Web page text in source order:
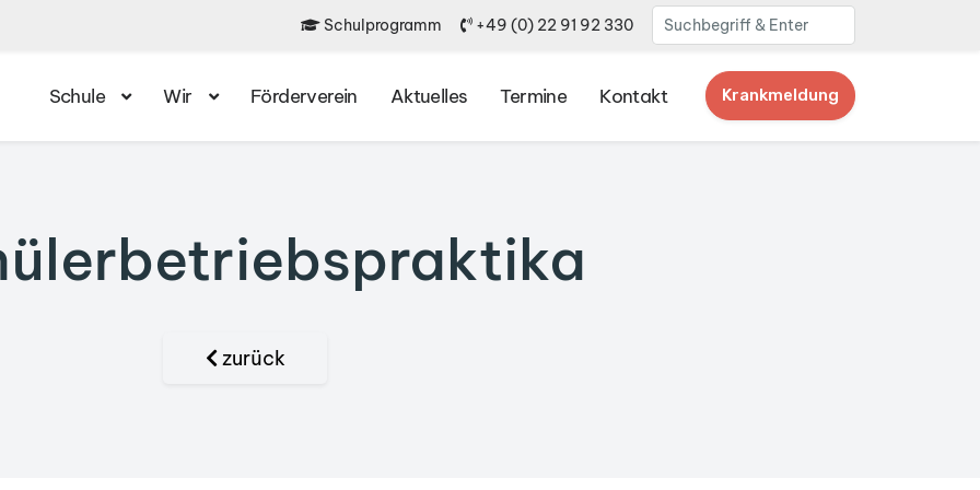
Schulprogramm +49 (0) 22 91 92 330
Schule Wir Förderverein Aktuelles Termine Kontakt Krankmeldung
zurück